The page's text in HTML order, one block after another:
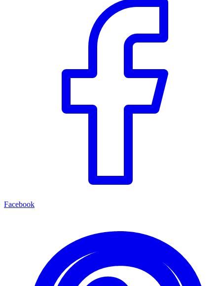
Facebook